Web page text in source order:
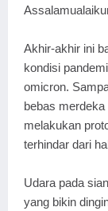
Akhir-akhir ini
kondisi
omicron.
bebas
melakukan
terhindar dari
Udara pada
yang bikin